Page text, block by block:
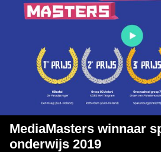
MediaMasters winnaar
onderwijs 2019